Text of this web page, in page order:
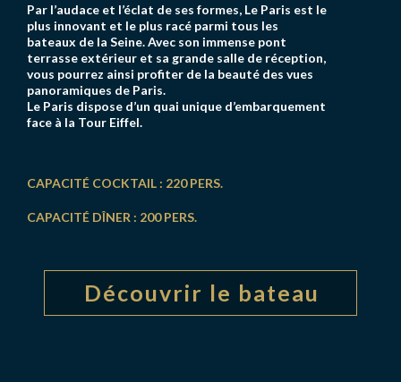
Par l’audace et l’éclat de ses formes, Le Paris est le
plus innovant et le plus racé parmi tous les
bateaux de la Seine. Avec son immense pont
terrasse extérieur et sa grande salle de réception,
vous pourrez ainsi profiter de la beauté des vues
panoramiques de Paris.
Le Paris dispose d’un quai unique d’embarquement
face à la Tour Eiffel.
CAPACITÉ COCKTAIL : 220 PERS.
CAPACITÉ DÎNER : 200 PERS.
Découvrir le bateau